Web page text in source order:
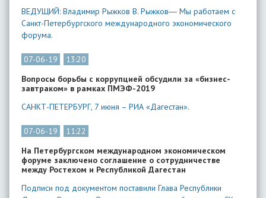
ВЕДУЩИЙ: Владимир Рыжков В. Рыжков― Мы работаем с
Санкт-Петербургского международного экономического
форума.
07-06-19
13:20
Вопросы борьбы с коррупцией обсудили за «бизнес-
завтраком» в рамках ПМЭФ-2019
САНКТ-ПЕТЕРБУРГ, 7 июня – РИА «Дагестан».
07-06-19
11:22
На Петербургском международном экономическом
форуме заключено соглашение о сотрудничестве
между Ростехом и Республикой Дагестан
Подписи под документом поставили Глава Республики